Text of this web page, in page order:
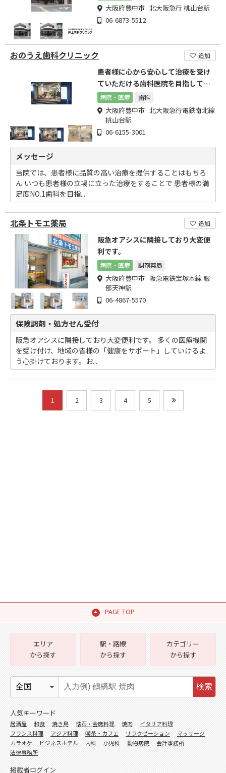
大阪府豊中市 北大阪急行 桃山台駅
06-6873-5512
おのうえ歯科クリニック 追加
患者様に心から安心して治療を受け
ていただける歯科医院を目指してお
ります。
病院・医療 歯科
大阪府豊中市 北大阪急行電鉄南北線
桃山台駅
06-6155-3001
メッセージ
当院では、患者様に品質の高い治療を提供することはもちろ
ん いつも患者様の立場に立った治療をすることで 患者様の満
足度NO.1歯科を目指...
北条トモエ薬局 追加
阪急オアシスに隣接しており大変便
利です。
病院・医療 調剤薬局
大阪府豊中市 阪急電鉄宝塚本線 服
部天神駅
06-4867-5570
保険調剤・処方せん受付
阪急オアシスに隣接しており大変便利です。 多くの医療機関
を受け付け、地域の皆様の「健康をサポート」していけるよ
う心掛けております。お...
1 2 3 4 5
PAGE TOP
エリア
から探す
駅・路線
から探す
カテゴリー
から探す
検索
人気キーワード
居酒屋 和食 焼き鳥 懐石・会席料理 焼肉
イタリア料理
フランス料理
アジア料理 喫茶・カフェ リラクゼーション
マッサージ
カラオケ
ビジネスホテル 内科 小児科 動物病院
会計事務所
法律事務所
掲載者ログイン